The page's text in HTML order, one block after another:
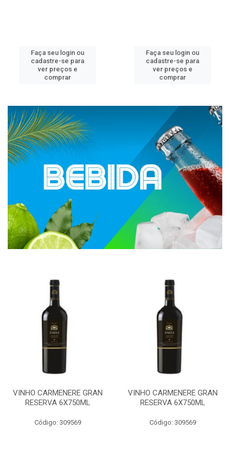
Faça seu login ou
cadastre-se para
ver preços e
comprar
Faça seu login ou
cadastre-se para
ver preços e
comprar
VINHO CARMENERE GRAN
RESERVA 6X750ML
Código: 309569
VINHO CARMENERE GRAN
RESERVA 6X750ML
Código: 309569